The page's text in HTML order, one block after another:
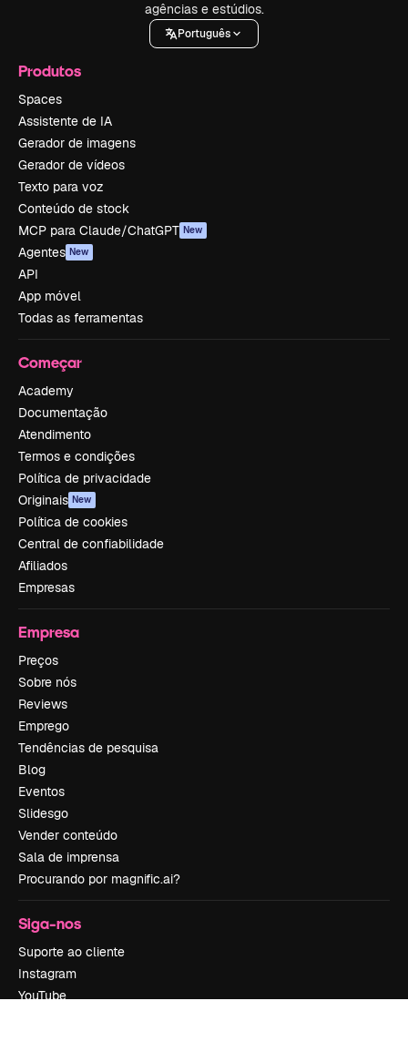
agências e estúdios.
Português
Produtos
Spaces
Assistente de IA
Gerador de imagens
Gerador de vídeos
Texto para voz
Conteúdo de stock
MCP para Claude/ChatGPT New
Agentes New
API
App móvel
Todas as ferramentas
Começar
Academy
Documentação
Atendimento
Termos e condições
Política de privacidade
Originais New
Política de cookies
Central de confiabilidade
Afiliados
Empresas
Empresa
Preços
Sobre nós
Reviews
Emprego
Tendências de pesquisa
Blog
Eventos
Slidesgo
Vender conteúdo
Sala de imprensa
Procurando por magnific.ai?
Siga-nos
Suporte ao cliente
Instagram
YouTube